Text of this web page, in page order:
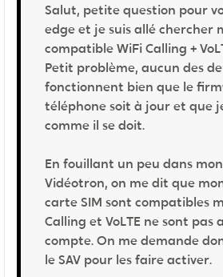
Salut, petite question pour
edge et je suis allé chercher
compatible WiFi Calling +
Petit problème, aucun des
fonctionnent bien que le
téléphone soit à jour et que
comme il se doit.
En fouillant un peu dans
Vidéotron, on me dit que
carte SIM sont compatibles
Calling et VoLTE ne sont pas
compte. On me demande
le SAV pour les faire activer.